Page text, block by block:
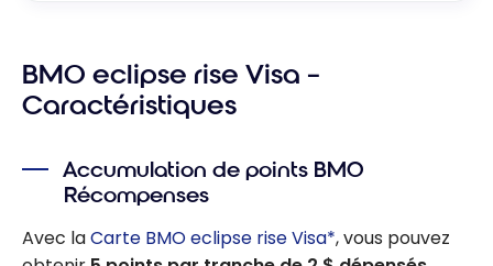
BMO eclipse rise Visa –
Caractéristiques
Accumulation de points BMO
Récompenses
Avec laCarte BMO eclipse rise Visa*, vous pouvez